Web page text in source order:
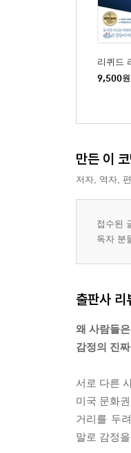
리퀴드
9,500원
만든 이
저자, 역자,
접수된
독자 분
출판사 리
왜 사람들
감정의 진
서로 다른
미국 문화
거리를 두
말로 감정